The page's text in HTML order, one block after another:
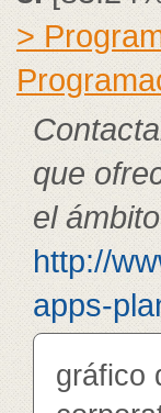
>
que
el
http://
apps-
gráfico